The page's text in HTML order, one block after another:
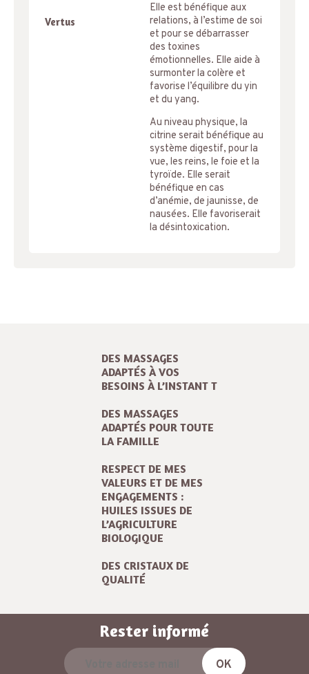
Vertus
Elle est bénéfique aux
relations, à l’estime de soi
et pour se débarrasser
des toxines
émotionnelles. Elle aide à
surmonter la colère et
favorise l’équilibre du yin
et du yang.
Au niveau physique, la
citrine serait bénéfique au
système digestif, pour la
vue, les reins, le foie et la
tyroïde. Elle serait
bénéfique en cas
d’anémie, de jaunisse, de
nausées. Elle favoriserait
la désintoxication.
DES MASSAGES
ADAPTÉS À VOS
BESOINS À L’INSTANT T
DES MASSAGES
ADAPTÉS POUR TOUTE
LA FAMILLE
RESPECT DE MES
VALEURS ET DE MES
ENGAGEMENTS :
HUILES ISSUES DE
L’AGRICULTURE
BIOLOGIQUE
DES CRISTAUX DE
QUALITÉ
Rester informé